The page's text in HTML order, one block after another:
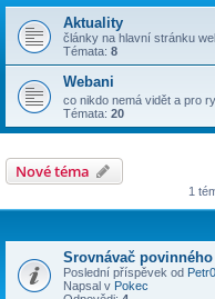
Aktuality
články na hlavní stránku
Témata: 8
Webani
co nikdo nemá vidět a pro
Témata: 20
Nové téma
1
Srovnávač
Poslední příspěvek od
Napsal v Pokec